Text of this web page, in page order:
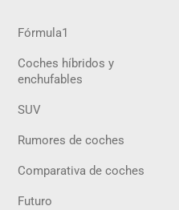
Fórmula1
Coches híbridos y
enchufables
SUV
Rumores de coches
Comparativa de coches
Futuro